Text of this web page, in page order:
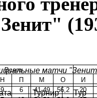
Всего
Н П М О
И
9 6 41-49 56,2
20
матчи
Турнир Тур